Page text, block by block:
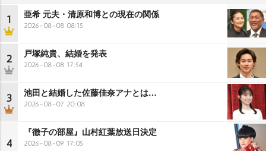
1 亜希 元夫・清原和博との現在の関係
2026-08-08 08:15
2 戸塚純貴、結婚を発表
2026-08-08 17:54
3 池田と結婚した佐藤佳奈アナとは…
2026-08-07 20:08
4
『徹子の部屋』山村紅葉放送日決定
2026-08-09 17:05